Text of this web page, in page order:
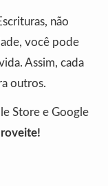
não
você pode
Assim, cada
outros.
Store e Google